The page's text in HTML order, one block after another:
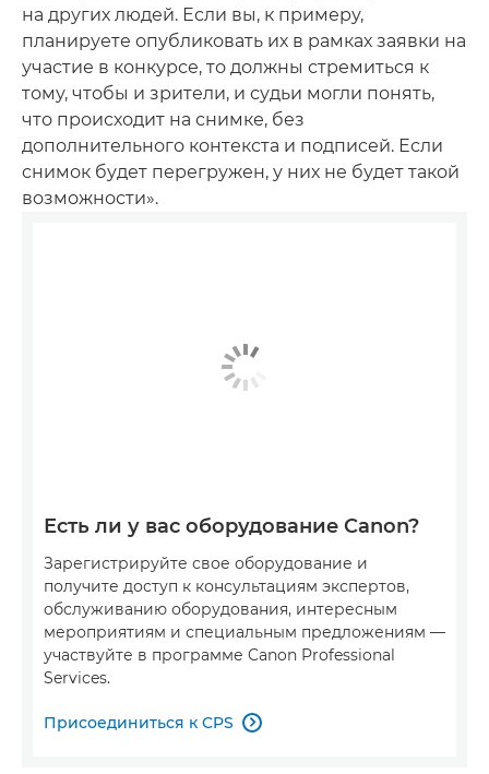
на других людей. Если вы, к примеру,
планируете опубликовать их в рамках заявки на
участие в конкурсе, то должны стремиться к
тому, чтобы и зрители, и судьи могли понять,
что происходит на снимке, без
дополнительного контекста и подписей. Если
снимок будет перегружен, у них не будет такой
возможности».
Есть ли у вас оборудование Canon?
Зарегистрируйте свое оборудование и
получите доступ к консультациям экспертов,
обслуживанию оборудования, интересным
мероприятиям и специальным предложениям —
участвуйте в программе Canon Professional
Services.
Присоединиться к CPS 